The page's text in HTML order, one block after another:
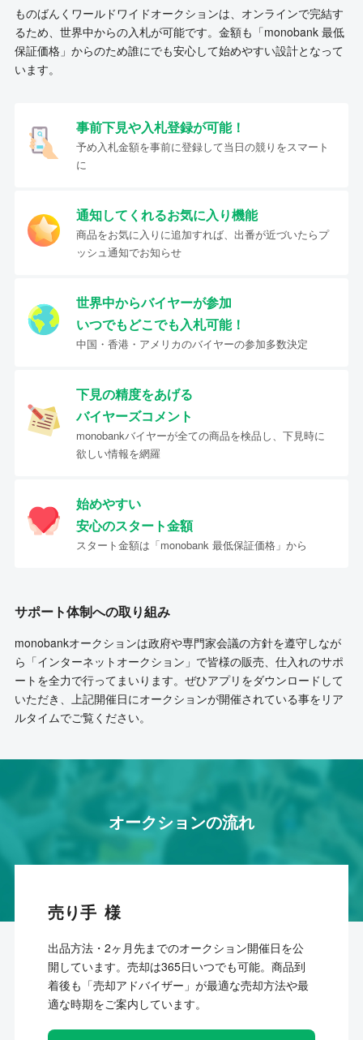
ものばんくワールドワイドオークションは、オンラインで完結す
るため、世界中からの入札が可能です。金額も「monobank 最低
保証価格」からのため誰にでも安心して始めやすい設計となって
います。
事前下見や入札登録が可能！
予め入札金額を事前に登録して当日の競りをスマート
に
通知してくれるお気に入り機能
商品をお気に入りに追加すれば、出番が近づいたらプ
ッシュ通知でお知らせ
世界中からバイヤーが参加
いつでもどこでも入札可能！
中国・香港・アメリカのバイヤーの参加多数決定
下見の精度をあげる
バイヤーズコメント
monobankバイヤーが全ての商品を検品し、下見時に
欲しい情報を網羅
始めやすい
安心のスタート金額
スタート金額は「monobank 最低保証価格」から
サポート体制への取り組み
monobankオークションは政府や専門家会議の方針を遵守しなが
ら「インターネットオークション」で皆様の販売、仕入れのサポ
ートを全力で行ってまいります。ぜひアプリをダウンロードして
いただき、上記開催日にオークションが開催されている事をリア
ルタイムでご覧ください。
オークションの流れ
売り手
出品方法・2ヶ月先までのオークション開催日を公
開しています。売却は365日いつでも可能。商品到
着後も「売却アドバイザー」が最適な売却方法や最
適な時期をご案内しています。